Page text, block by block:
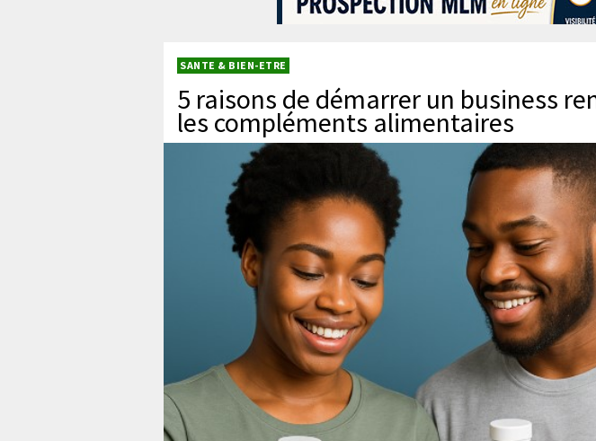
SANTE & BIEN-ETRE
5 raisons de démarrer un business
les compléments alimentaires